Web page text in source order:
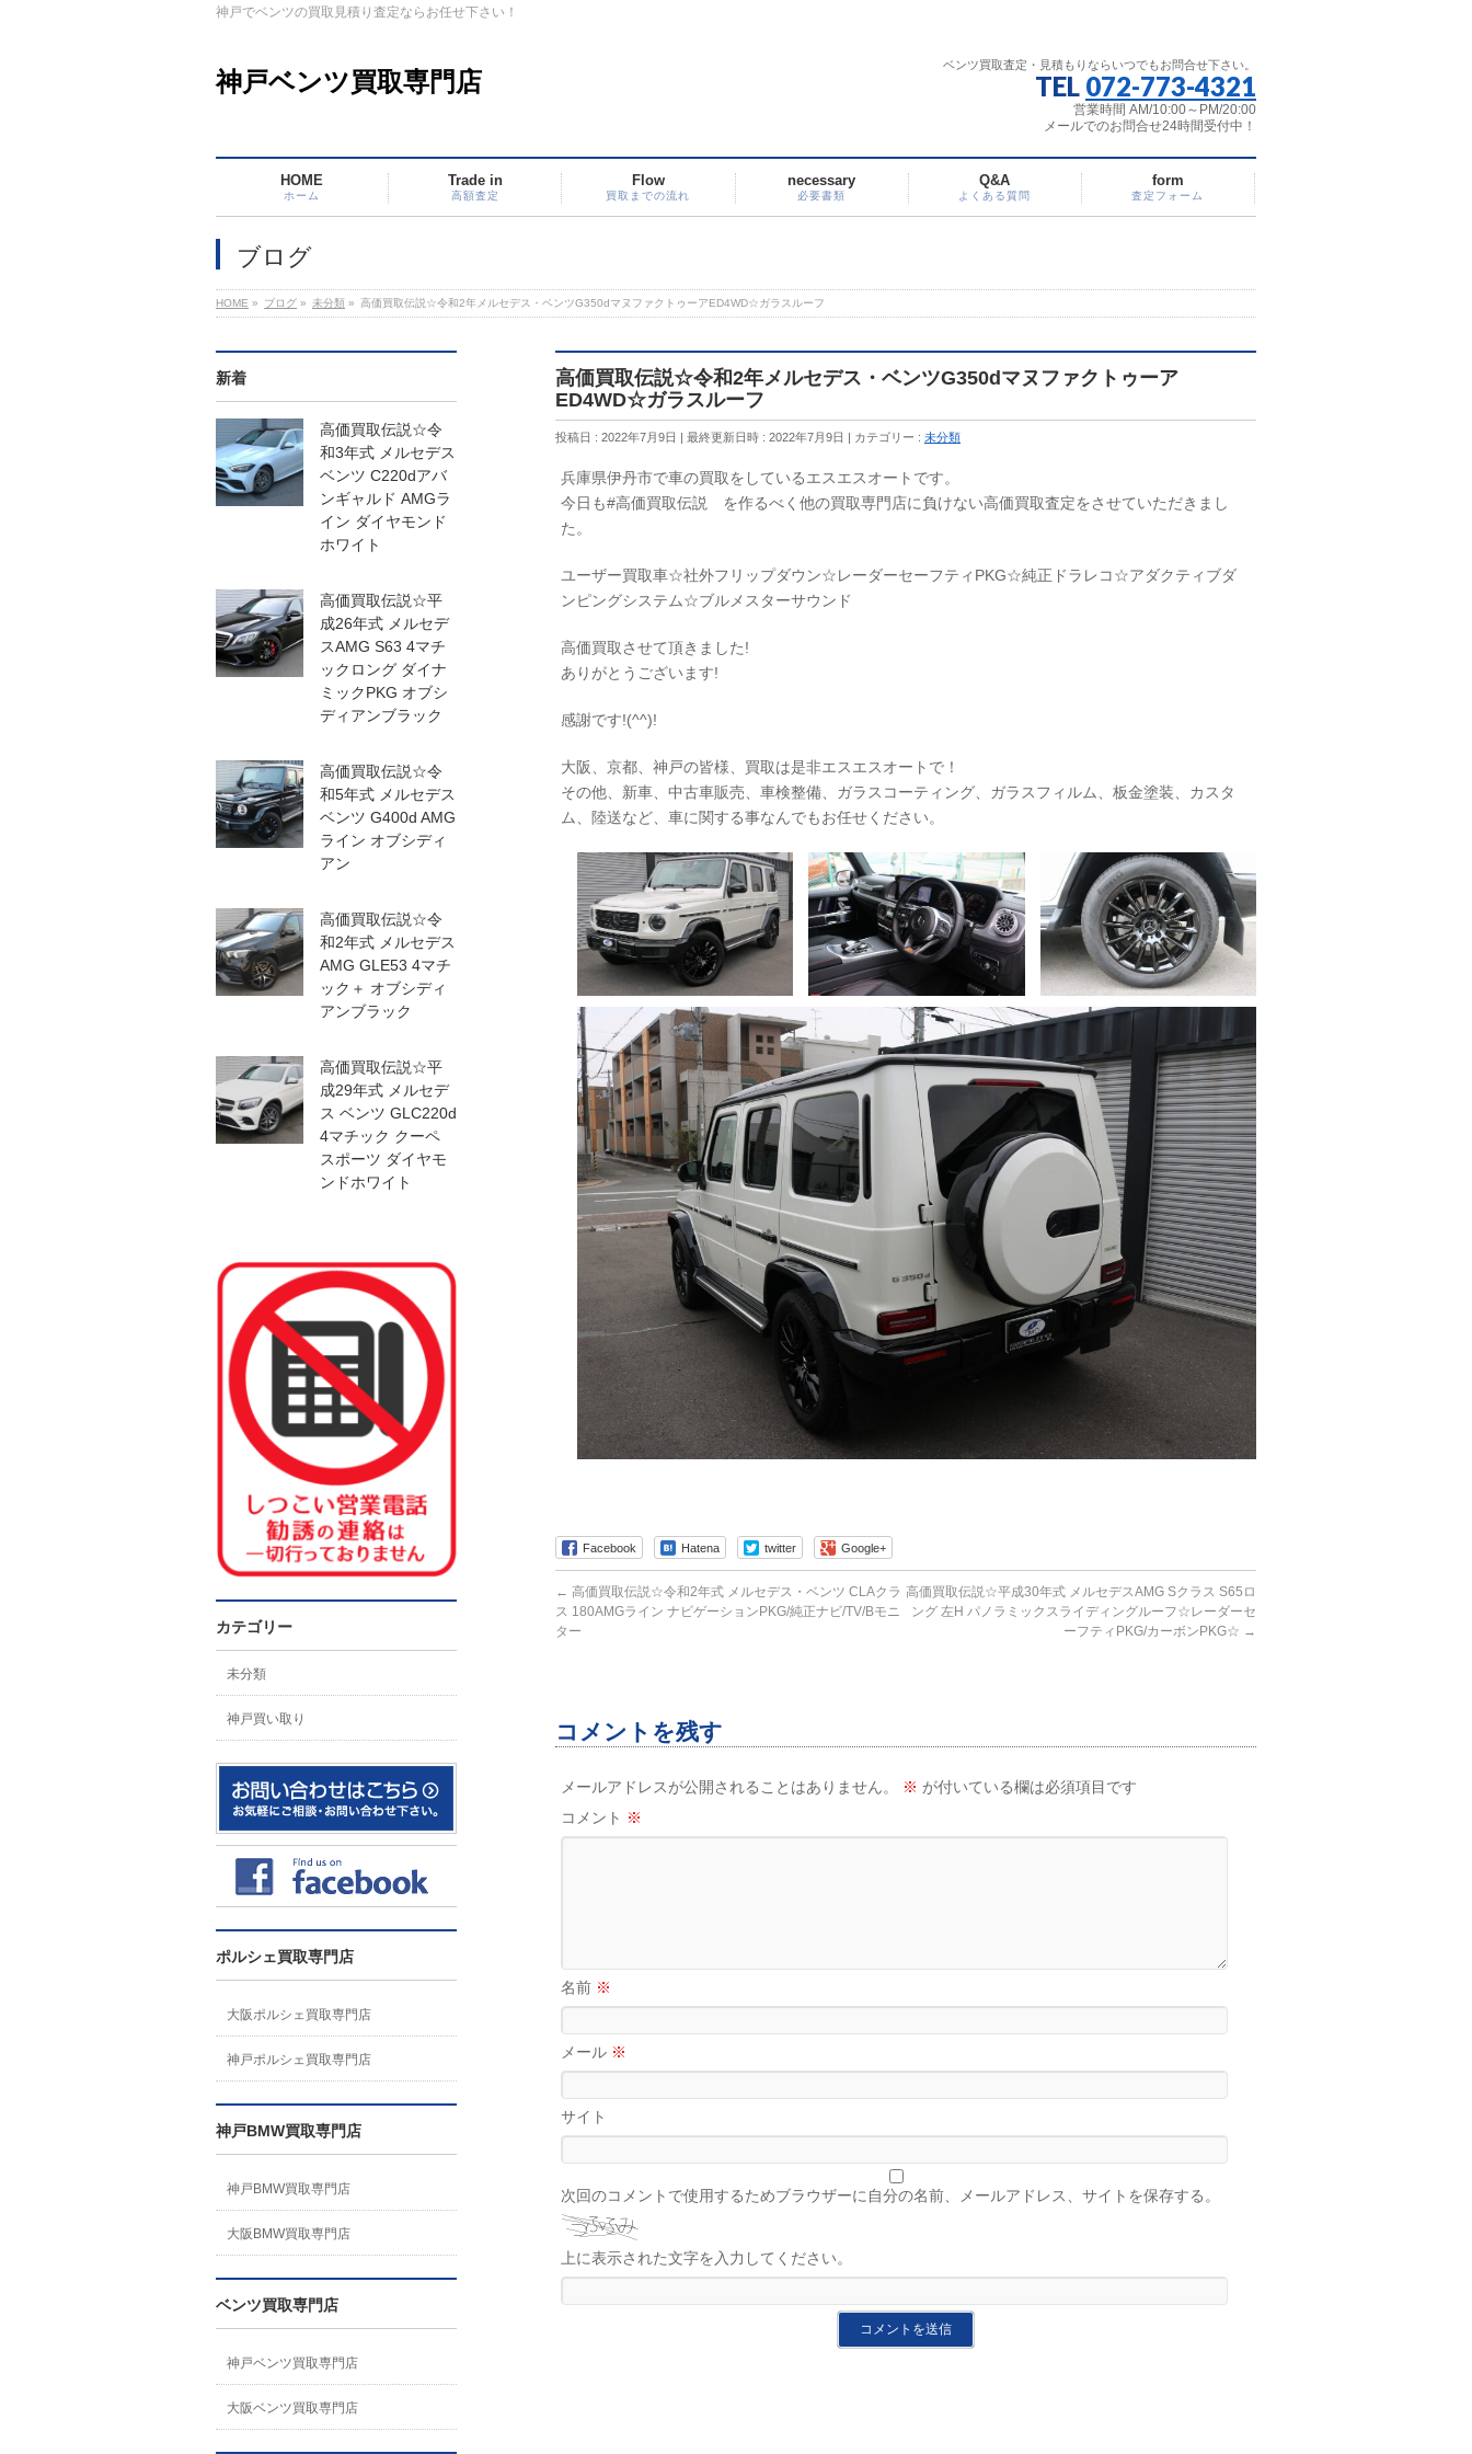
神戸でベンツの買取見積り査定ならお任せ下さい！
神戸ベンツ買取専門店
ベンツ買取査定・見積もりならいつでもお問合せ下さい。
TEL 072-773-4321
営業時間 AM/10:00～PM/20:00
メールでのお問合せ24時間受付中！
HOME
ホーム
Trade in
高額査定
Flow
買取までの流れ
necessary
必要書類
Q&A
よくある質問
form
査定フォーム
ブログ
HOME » ブログ » 未分類 » 高価買取伝説☆令和2年メルセデス・ベンツG350dマヌファクトゥーアED4WD☆ガラスルーフ
高価買取伝説☆令和2年メルセデス・ベンツG350dマヌファクトゥーア
ED4WD☆ガラスルーフ
投稿日 : 2022年7月9日 最終更新日時 : 2022年7月9日 カテゴリー : 未分類
兵庫県伊丹市で車の買取をしているエスエスオートです。
今日も#高価買取伝説 を作るべく他の買取専門店に負けない高価買取査定をさせていただきまし
た。
ユーザー買取車☆社外フリップダウン☆レーダーセーフティPKG☆純正ドラレコ☆アダクティブダ
ンピングシステム☆ブルメスターサウンド
高価買取させて頂きました!
ありがとうございます!
感謝です!(^^)!
大阪、京都、神戸の皆様、買取は是非エスエスオートで！
その他、新車、中古車販売、車検整備、ガラスコーティング、ガラスフィルム、板金塗装、カスタ
ム、陸送など、車に関する事なんでもお任せください。
Facebook Hatena twitter Google+
← 高価買取伝説☆令和2年式 メルセデス・ベンツ CLAクラ
ス 180AMGライン ナビゲーションPKG/純正ナビ/TV/Bモニ
ター
高価買取伝説☆平成30年式 メルセデスAMG Sクラス S65ロ
ング 左H パノラミックスライディングルーフ☆レーダーセ
ーフティPKG/カーボンPKG☆ →
コメントを残す
メールアドレスが公開されることはありません。 ※ が付いている欄は必須項目です
コメント ※
名前 ※
メール ※
サイト
次回のコメントで使用するためブラウザーに自分の名前、メールアドレス、サイトを保存する。
上に表示された文字を入力してください。
新着
高価買取伝説☆令
和3年式 メルセデス
ベンツ C220dアバ
ンギャルド AMGラ
イン ダイヤモンド
ホワイト
高価買取伝説☆平
成26年式 メルセデ
スAMG S63 4マチ
ックロング ダイナ
ミックPKG オブシ
ディアンブラック
高価買取伝説☆令
和5年式 メルセデス
ベンツ G400d AMG
ライン オブシディ
アン
高価買取伝説☆令
和2年式 メルセデス
AMG GLE53 4マチ
ック＋ オブシディ
アンブラック
高価買取伝説☆平
成29年式 メルセデ
ス ベンツ GLC220d
4マチック クーペ
スポーツ ダイヤモ
ンドホワイト
カテゴリー
未分類
神戸買い取り
ポルシェ買取専門店
大阪ポルシェ買取専門店
神戸ポルシェ買取専門店
神戸BMW買取専門店
神戸BMW買取専門店
大阪BMW買取専門店
ベンツ買取専門店
神戸ベンツ買取専門店
大阪ベンツ買取専門店